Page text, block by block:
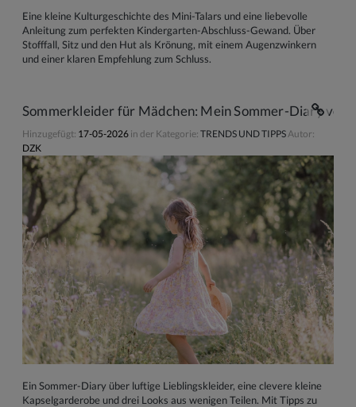
Eine kleine Kulturgeschichte des Mini-Talars und eine liebevolle
Anleitung zum perfekten Kindergarten-Abschluss-Gewand. Über
Stofffall, Sitz und den Hut als Krönung, mit einem Augenzwinkern
und einer klaren Empfehlung zum Schluss.
Sommerkleider für Mädchen: Mein Sommer-Diary
Hinzugefügt: 17-05-2026 in der Kategorie: TRENDS UND TIPPSAutor:
DZK
Ein Sommer-Diary über luftige Lieblingskleider, eine clevere kleine
Kapselgarderobe und drei Looks aus wenigen Teilen. Mit Tipps zu